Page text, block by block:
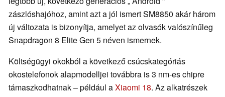
zászlóshajóhoz, amint azt a jól ismert SM8850 akár három
új változata is bizonyítja, amelyet az olvasók valószínűleg
Snapdragon 8 Elite Gen 5 néven ismernek.
Költségügyi okokból a következő csúcskategóriás
okostelefonok alapmodelljei továbbra is 3 nm-es chipre
támaszkodhatnak – például aXiaomi 18. Az alkatrészek